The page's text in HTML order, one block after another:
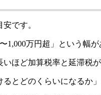
です。
万円超」という幅が
ほど加算税率と延滞税が
とどのくらいになるか